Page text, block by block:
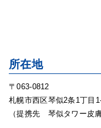
所在地
〒063-0812
札幌市西区琴似2条1丁
（提携先 琴似タワー皮